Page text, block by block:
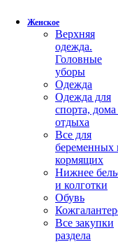
Женское
Верхняя
одежда.
Головные
уборы
Одежда
Одежда для
спорта,
отдыха
Все для
беременных
кормящих
Нижнее
и колготки
Обувь
Все закупки
раздела